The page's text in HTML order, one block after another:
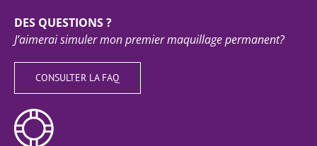
DES QUESTIONS ?
J’aimerai simuler mon premier maquillage permanent?
CONSULTER LA FAQ